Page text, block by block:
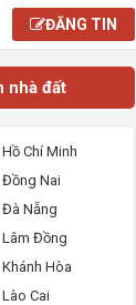
ĐĂNG TIN
nhà đất
Hồ Chí Minh
Đồng Nai
Đà Nẵng
Lâm Đồng
Khánh Hòa
Lào Cai